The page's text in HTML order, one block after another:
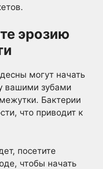
эрозию
могут начать
вашими зубами
Бактерии
что приводит к
посетите
чтобы начать